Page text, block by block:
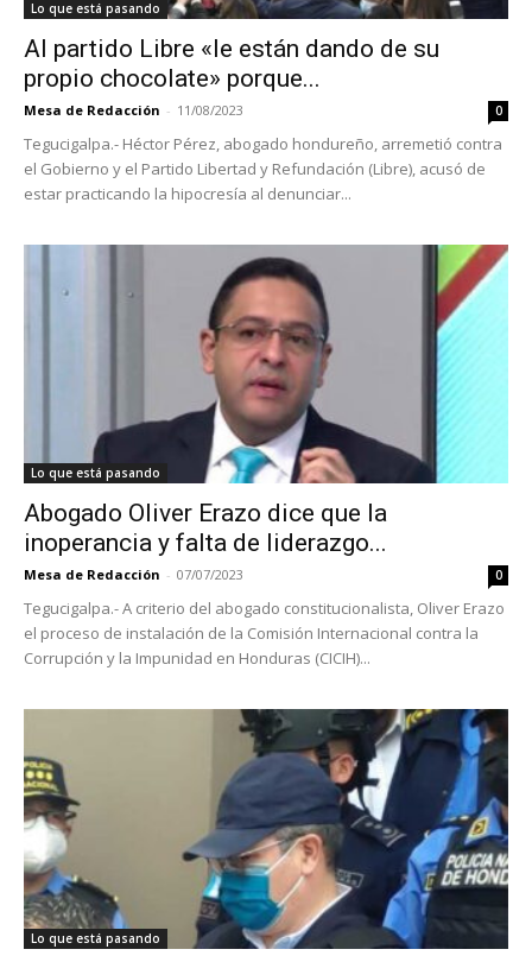
Lo que está pasando
Al partido Libre «le están dando de su
propio chocolate» porque...
Mesa de Redacción - 11/08/2023 0
Tegucigalpa.- Héctor Pérez, abogado hondureño, arremetió contra
el Gobierno y el Partido Libertad y Refundación (Libre), acusó de
estar practicando la hipocresía al denunciar...
Lo que está pasando
Abogado Oliver Erazo dice que la
inoperancia y falta de liderazgo...
Mesa de Redacción - 07/07/2023 0
Tegucigalpa.- A criterio del abogado constitucionalista, Oliver Erazo
el proceso de instalación de la Comisión Internacional contra la
Corrupción y la Impunidad en Honduras (CICIH)...
Lo que está pasando